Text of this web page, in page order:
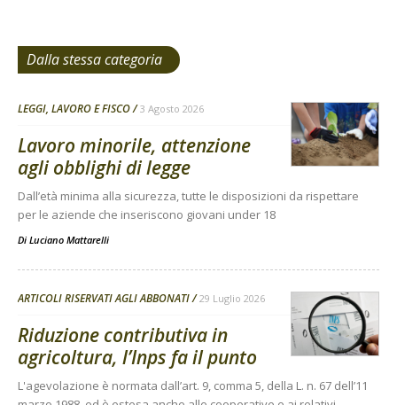
Dalla stessa categoria
LEGGI, LAVORO E FISCO 3 Agosto 2026
Lavoro minorile, attenzione
agli obblighi di legge
Dall’età minima alla sicurezza, tutte le disposizioni da rispettare
per le aziende che inseriscono giovani under 18
Di Luciano Mattarelli
ARTICOLI RISERVATI AGLI ABBONATI 29 Luglio 2026
Riduzione contributiva in
agricoltura, l’Inps fa il punto
L'agevolazione è normata dall’art. 9, comma 5, della L. n. 67 dell’11